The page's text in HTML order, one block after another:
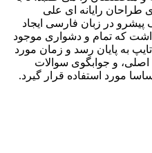
طراحان رایانه ای علی
در زبان فارسی ایجاد
که تمام و دشواری موجود
به پایان رسد و زمان مورد
و جوابگوی سوالات
مورد استفاده قرار گیرد.